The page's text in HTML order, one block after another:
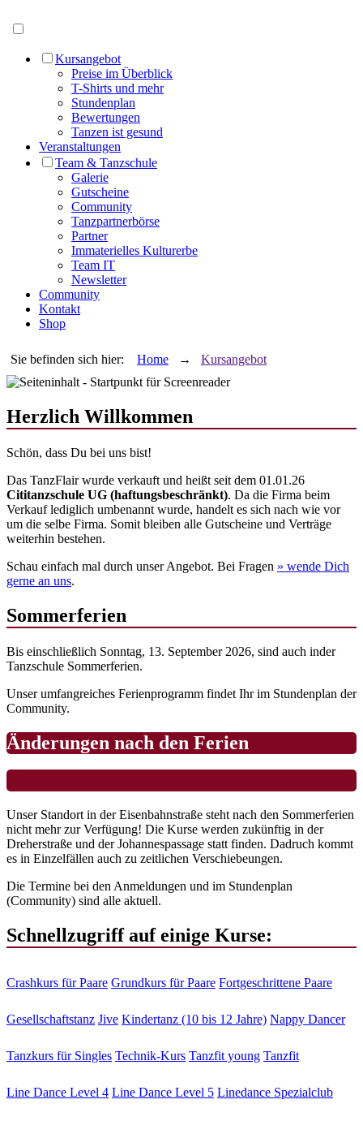
Kursangebot
Preise im Überblick
T-Shirts und mehr
Stundenplan
Bewertungen
Tanzen ist gesund
Veranstaltungen
Team & Tanzschule
Galerie
Gutscheine
Community
Tanzpartnerbörse
Partner
Immaterielles Kulturerbe
Team IT
Newsletter
Community
Kontakt
Shop
Sie befinden sich hier: Home → Kursangebot
Herzlich Willkommen
Schön, dass Du bei uns bist!
Das TanzFlair wurde verkauft und heißt seit dem 01.01.26
Cititanzschule UG (haftungsbeschränkt). Da die Firma beim
Verkauf lediglich umbenannt wurde, handelt es sich nach wie vor
um die selbe Firma. Somit bleiben alle Gutscheine und Verträge
weiterhin bestehen.
Schau einfach mal durch unser Angebot. Bei Fragen » wende Dich
gerne an uns.
Sommerferien
Bis einschließlich Sonntag, 13. September 2026, sind auch inder
Tanzschule Sommerferien.
Unser umfangreiches Ferienprogramm findet Ihr im Stundenplan der
Community.
Änderungen nach den Ferien
Unser Standort in der Eisenbahnstraße steht nach den Sommerferien
nicht mehr zur Verfügung! Die Kurse werden zukünftig in der
Dreherstraße und der Johannespassage statt finden. Dadruch kommt
es in Einzelfällen auch zu zeitlichen Verschiebeungen.
Die Termine bei den Anmeldungen und im Stundenplan
(Community) sind alle aktuell.
Schnellzugriff auf einige Kurse:
Crashkurs für Paare Grundkurs für Paare Fortgeschrittene Paare
Gesellschaftstanz Jive Kindertanz (10 bis 12 Jahre) Nappy Dancer
Tanzkurs für Singles Technik-Kurs Tanzfit young Tanzfit
Line Dance Level 4 Line Dance Level 5 Linedance Spezialclub